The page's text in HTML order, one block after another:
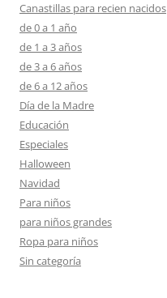
Canastillas para recien nacidos
de 0 a 1 año
de 1 a 3 años
de 3 a 6 años
de 6 a 12 años
Día de la Madre
Educación
Especiales
Halloween
Navidad
Para niños
para niños grandes
Ropa para niños
Sin categoría